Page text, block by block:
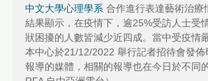
中文大學心理學系 合作進行表達藝術治療
結果顯示，在疫情下，逾25%受訪人士受
狀困擾的人數皆減少近四成。當中受疫情
本中心於21/12/2022 舉行記者招待會發
報導的媒體，相關的報導也在今日於不